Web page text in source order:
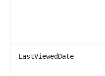
LastViewedDate